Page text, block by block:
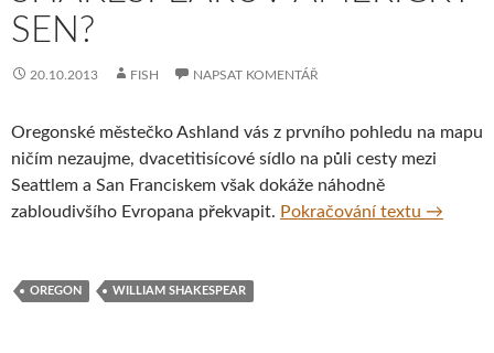
SEN?
20.10.2013 FISH NAPSAT KOMENTÁŘ
Oregonské městečko Ashland vás z prvního pohledu na mapu
ničím nezaujme, dvacetitisícové sídlo na půli cesty mezi
Seattlem a San Franciskem však dokáže náhodně
zabloudivšího Evropana překvapit. Pokračování textu →
OREGON WILLIAM SHAKESPEAR